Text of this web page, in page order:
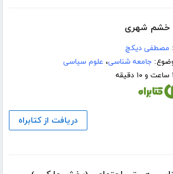
خشم شهری
مصطفی دیکچ
جامعه شناسی، علوم سیاسی
دریافت از کتابراه